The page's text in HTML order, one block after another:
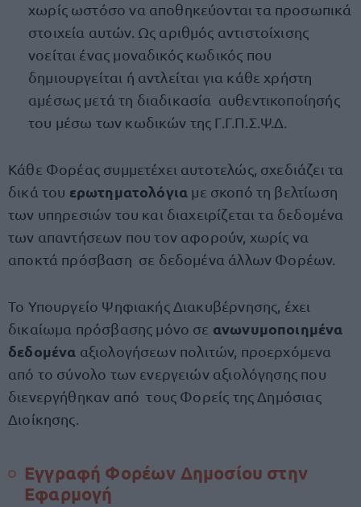
χωρίς ωστόσο να αποθηκεύονται τα προσωπικά
στοιχεία αυτών. Ως αριθμός αντιστοίχισης
νοείται ένας μοναδικός κωδικός που
δημιουργείται ή αντλείται για κάθε χρήστη
αμέσως μετά τη διαδικασία αυθεντικοποίησής
του μέσω των κωδικών της Γ.Γ.Π.Σ.Ψ.Δ.
Κάθε Φορέας συμμετέχει αυτοτελώς, σχεδιάζει τα
δικά του ερωτηματολόγια με σκοπό τη βελτίωση
των υπηρεσιών του και διαχειρίζεται τα δεδομένα
των απαντήσεων που τον αφορούν, χωρίς να
αποκτά πρόσβαση σε δεδομένα άλλων Φορέων.
Το Υπουργείο Ψηφιακής Διακυβέρνησης, έχει
δικαίωμα πρόσβασης μόνο σε ανωνυμοποιημένα
δεδομένα αξιολογήσεων πολιτών, προερχόμενα
από το σύνολο των ενεργειών αξιολόγησης που
διενεργήθηκαν από τους Φορείς της Δημόσιας
Διοίκησης.
Εγγραφή Φορέων Δημοσίου στην
Εφαρμογή